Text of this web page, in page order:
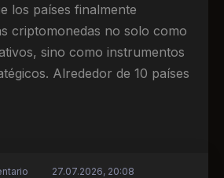
los países finalmente
criptomonedas no solo como
sino como instrumentos
Alrededor de 10 países
27.07.2026, 20:08